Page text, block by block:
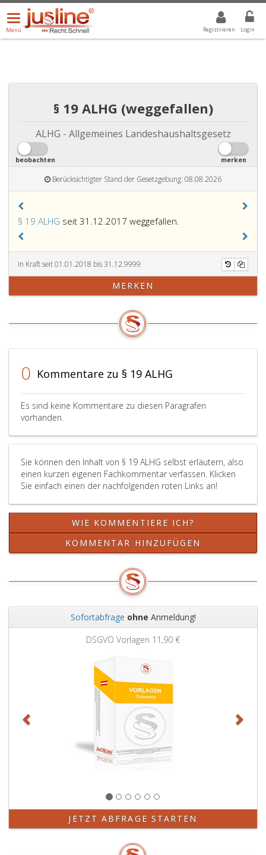
Registrieren Login
Menü
öffnen/schließen
Menü
ALLE DROPDOWN: GEWÄHLTER WERT IST ALLE
§ 19 ALHG (weggefallen)
ALHG - Allgemeines Landeshaushaltsgesetz
beobachten merken
Berücksichtigter Stand der Gesetzgebung: 08.08.2026
§ 19 ALHG seit 31.12.2017 weggefallen.
In Kraft seit 01.01.2018 bis 31.12.9999
MERKEN
0 Kommentare zu § 19 ALHG
Es sind keine Kommentare zu diesen Paragrafen
vorhanden.
Sie können den Inhalt von § 19 ALHG selbst erläutern, also
einen kurzen eigenen Fachkommentar verfassen. Klicken
Sie einfach einen der nachfolgenden roten Links an!
WIE KOMMENTIERE ICH?
KOMMENTAR HINZUFÜGEN
Sofortabfrage ohne Anmeldung!
DSGVO Vorlagen 11,90 €
JETZT ABFRAGE STARTEN